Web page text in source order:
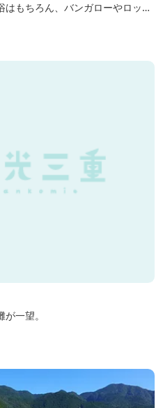
もちろん、バンガローやロッジ
宿泊しながらゆったりと温泉を
一望。